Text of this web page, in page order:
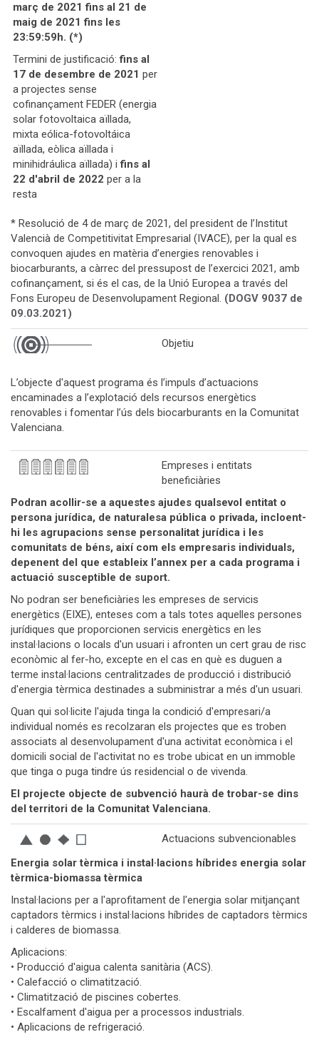
març de 2021 fins al 21 de
maig de 2021 fins les
23:59:59h. (*)
Termini de justificació:fins al
17 de desembre de 2021 per
a projectes sense
cofinançament FEDER (energia
solar fotovoltaica aïllada,
mixta eólica-fotovoltáica
aïllada, eòlica aïllada i
minihidráulica aïllada) i fins al
22 d'abril de 2022 per a la
resta
* Resolució de 4 de març de 2021, del president de l’Institut
Valencià de Competitivitat Empresarial (IVACE), per la qual es
convoquen ajudes en matèria d’energies renovables i
biocarburants, a càrrec del pressupost de l’exercici 2021, amb
cofinançament, si és el cas, de la Unió Europea a través del
Fons Europeu de Desenvolupament Regional. (DOGV 9037 de
09.03.2021)
Objetiu
L’objecte d'aquest programa és l’impuls d’actuacions
encaminades a l’explotació dels recursos energètics
renovables i fomentar l’ús dels biocarburants en la Comunitat
Valenciana.
Empreses i entitats
beneficiàries
Podran acollir-se a aquestes ajudes qualsevol entitat o
persona jurídica, de naturalesa pública o privada, incloent-
hi les agrupacions sense personalitat jurídica i les
comunitats de béns, així com els empresaris individuals,
depenent del que estableix l’annex per a cada programa i
actuació susceptible de suport.
No podran ser beneficiàries les empreses de servicis
energètics (EIXE), enteses com a tals totes aquelles persones
jurídiques que proporcionen servicis energètics en les
instal·lacions o locals d'un usuari i afronten un cert grau de risc
econòmic al fer-ho, excepte en el cas en què es duguen a
terme instal·lacions centralitzades de producció i distribució
d'energia tèrmica destinades a subministrar a més d'un usuari.
Quan qui sol·licite l'ajuda tinga la condició d'empresari/a
individual només es recolzaran els projectes que es troben
associats al desenvolupament d'una activitat econòmica i el
domicili social de l'activitat no es trobe ubicat en un immoble
que tinga o puga tindre ús residencial o de vivenda.
El projecte objecte de subvenció haurà de trobar-se dins
del territori de la Comunitat Valenciana.
Actuacions subvencionables
Energia solar tèrmica i instal·lacions híbrides energia solar
tèrmica-biomassa tèrmica
Instal·lacions per a l'aprofitament de l'energia solar mitjançant
captadors tèrmics i instal·lacions híbrides de captadors tèrmics
i calderes de biomassa.
Aplicacions:
• Producció d'aigua calenta sanitària (ACS).
• Calefacció o climatització.
• Climatització de piscines cobertes.
• Escalfament d'aigua per a processos industrials.
• Aplicacions de refrigeració.